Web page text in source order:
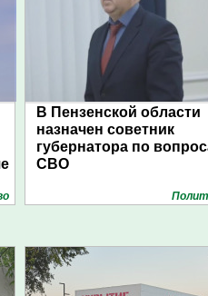
В Пензенской области
назначен советник
губернатора по
СВО